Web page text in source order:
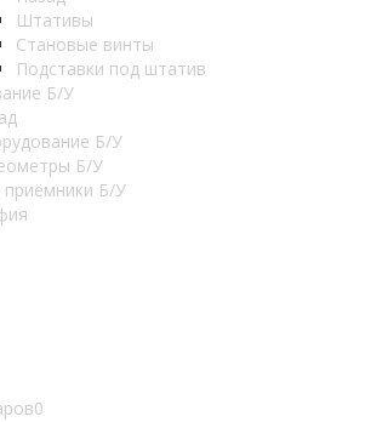
Штативы
Становые винты
Подставки под штатив
Б/У
Б/У
Б/У
приёмники Б/У
0